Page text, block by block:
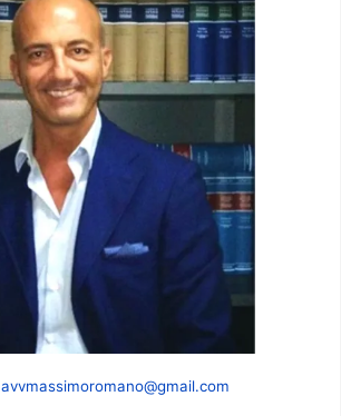
avvmassimoromano@gmail.com